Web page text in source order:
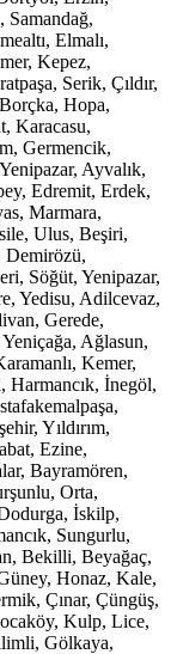
Samandağ,
Elmalı,
Kepez,
Serik, Çıldır,
Hopa,
Karacasu,
Germencik,
Ayvalık,
Edremit, Erdek,
Marmara,
Ulus, Beşiri,
Demirözü,
Söğüt, Yenipazar,
Yedisu, Adilcevaz,
Gerede,
Ağlasun,
Kemer,
İnegöl,
Yıldırım,
Ezine,
Bayramören,
Orta,
İskilp,
Sungurlu,
Bekilli, Beyağaç,
Honaz, Kale,
Çınar, Çüngüş,
Kulp, Lice,
Gölkaya,